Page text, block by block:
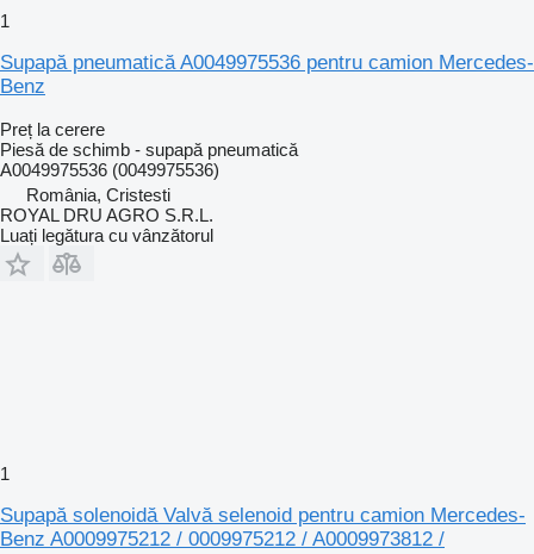
1
Supapă pneumatică A0049975536 pentru camion Mercedes-
Benz
Preț la cerere
Piesă de schimb - supapă pneumatică
A0049975536 (0049975536)
România, Cristesti
ROYAL DRU AGRO S.R.L.
Luați legătura cu vânzătorul
1
Supapă solenoidă Valvă selenoid pentru camion Mercedes-
Benz A0009975212 / 0009975212 / A0009973812 /